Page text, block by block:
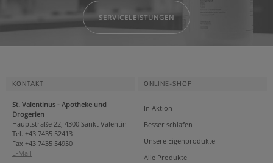
SERVICELEISTUNGEN
KONTAKT
St. Valentinus - Apotheke und
Drogerien
Hauptstraße 22, 4300 Sankt Valentin
Tel. +43 7435 52413
Fax +43 7435 54950
E-Mail
ONLINE-SHOP
In Aktion
Besser schlafen
Unsere Eigenprodukte
Alle Produkte